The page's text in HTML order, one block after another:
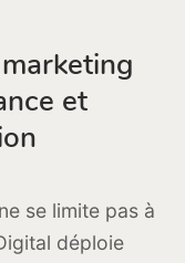
et
se limite pas à
déploie